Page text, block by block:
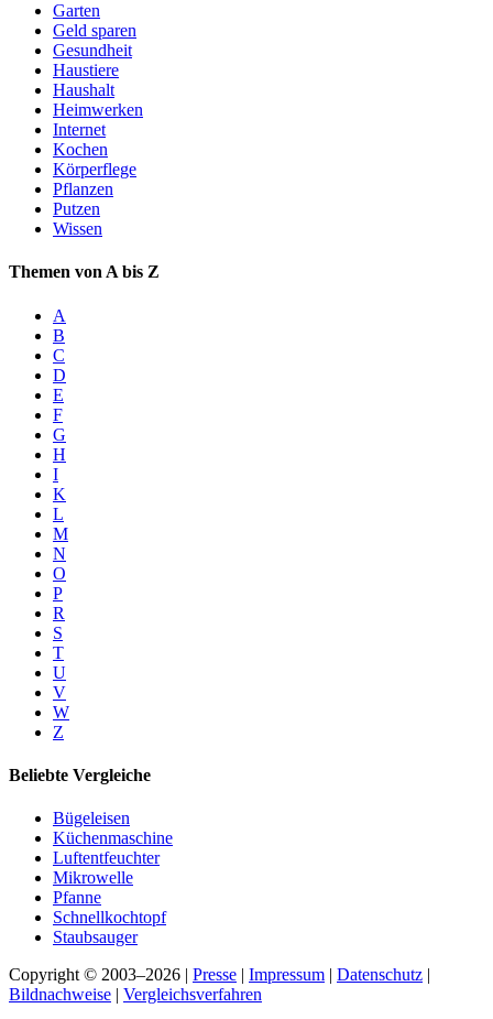
Garten
Geld sparen
Gesundheit
Haustiere
Haushalt
Heimwerken
Internet
Kochen
Körperflege
Pflanzen
Putzen
Wissen
Themen von A bis Z
A
B
C
D
E
F
G
H
I
K
L
M
N
O
P
R
S
T
U
V
W
Z
Beliebte Vergleiche
Bügeleisen
Küchenmaschine
Luftentfeuchter
Mikrowelle
Pfanne
Schnellkochtopf
Staubsauger
Copyright © 2003–2026 | Presse | Impressum | Datenschutz |
Bildnachweise | Vergleichsverfahren